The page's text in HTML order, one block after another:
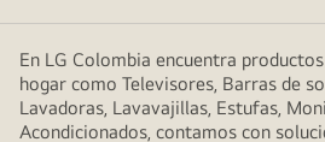
En LG Colombia encuentra
hogar como Televisores, Barras de
Lavadoras, Lavavajillas, Estufas,
Acondicionados, contamos con